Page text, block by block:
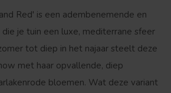
Red' is een adembenemende en
je tuin een luxe, mediterrane sfeer
tot diep in het najaar steelt deze
met haar opvallende, diep
bloemen. Wat deze variant